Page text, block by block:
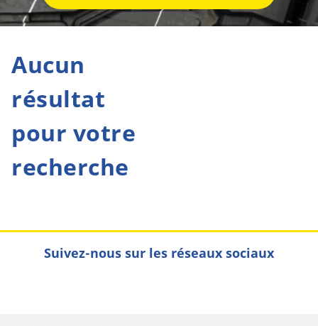
Aucun
résultat
pour votre
recherche
Suivez-nous sur les réseaux sociaux